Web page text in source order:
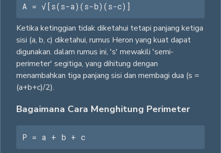
A = √[s(s-a)(s-b)(s-c)]
Ketika ketinggian tidak diketahui tetapi panjang ketiga
sisi (a, b, c) diketahui, rumus Heron yang kuat dapat
digunakan. dalam rumus ini, 's' mewakili 'semi-
perimeter' segitiga, yang dihitung dengan
menambahkan tiga panjang sisi dan membagi dua (s =
(a+b+c)/2).
Bagaimana Cara Menghitung Perimeter
P = a + b + c